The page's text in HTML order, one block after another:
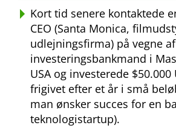
Kort tid senere kontaktede
CEO (Santa Monica,
udlejningsfirma) på vegne
investeringsbankmand i
USA og investerede
frigivet efter et år i små
man ønsker succes for en
teknologistartup).